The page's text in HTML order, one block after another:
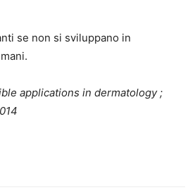
se non si sviluppano in
applications in dermatology ;